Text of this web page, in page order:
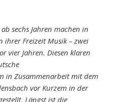
sechs Jahren machen in
ihrer Freizeit Musik – zwei
vier Jahren. Diesen klaren
in Zusammenarbeit mit dem
vor Kurzem in der
Längst ist die